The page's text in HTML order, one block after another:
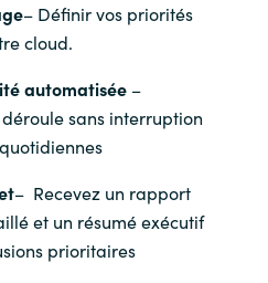
– Définir vos priorités
cloud.
automatisée–
sans interruption
– Recevez un rapport
et un résumé exécutif
prioritaires